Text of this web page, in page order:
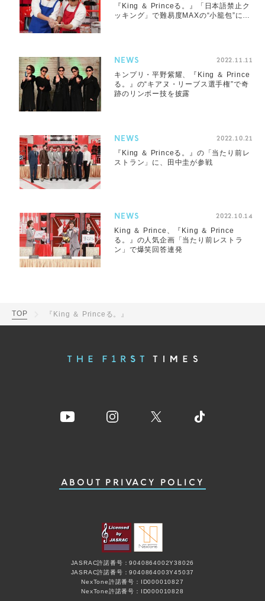
『King ＆ Princeる。』「日本語禁止ク
ッキング」で難易度MAXの“小籠包”に挑
NEWS 2022.11.11
キンプリ・平野紫耀、『King ＆ Prince
る。』の“キアヌ・リーブス選手権”で奇
跡のリンボー技を披露
NEWS 2022.10.21
『King ＆ Princeる。』の「当たり前レ
ストラン」に、田中圭が参戦
NEWS 2022.10.14
King ＆ Prince、『King ＆ Prince
る。』の人気企画「当たり前レストラ
ン」で爆笑回答連発
TOP 『King ＆ Princeる。』
ABOUT PRIVACY POLICY
JASRAC許諾番号：9040864002Y38026
JASRAC許諾番号：9040864003Y45037
NexTone許諾番号：ID000010827
NexTone許諾番号：ID000010828